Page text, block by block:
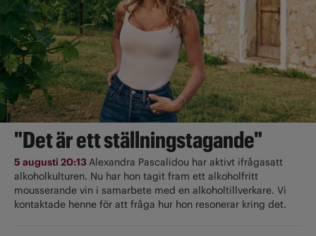
"Det är ett ställningstagande"
5 augusti 20:13Alexandra Pascalidou har aktivt ifrågasatt
alkoholkulturen. Nu har hon tagit fram ett alkoholfritt
mousserande vin i samarbete med en alkoholtillverkare. Vi
kontaktade henne för att fråga hur hon resonerar kring det.